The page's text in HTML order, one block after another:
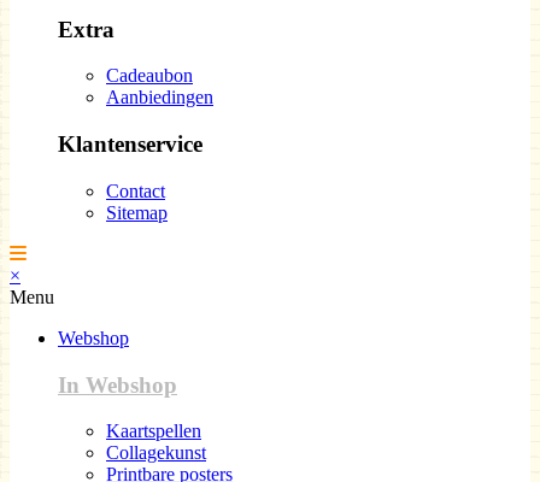
Extra
Cadeaubon
Aanbiedingen
Klantenservice
Contact
Sitemap
×
Menu
Webshop
In Webshop
Kaartspellen
Collagekunst
Printbare posters